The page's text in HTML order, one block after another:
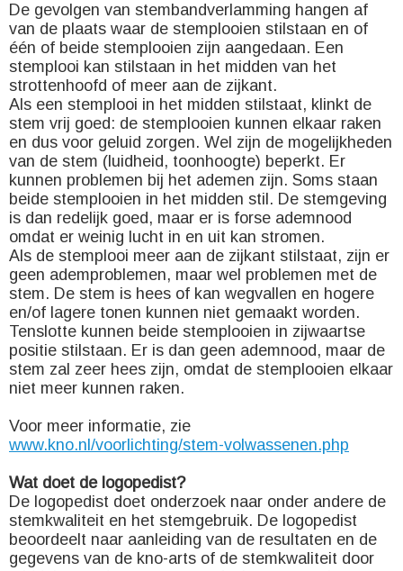
De gevolgen van stembandverlamming hangen af
van de plaats waar de stemplooien stilstaan en of
één of beide stemplooien zijn aangedaan. Een
stemplooi kan stilstaan in het midden van het
strottenhoofd of meer aan de zijkant.
Als een stemplooi in het midden stilstaat, klinkt de
stem vrij goed: de stemplooien kunnen elkaar raken
en dus voor geluid zorgen. Wel zijn de mogelijkheden
van de stem (luidheid, toonhoogte) beperkt. Er
kunnen problemen bij het ademen zijn. Soms staan
beide stemplooien in het midden stil. De stemgeving
is dan redelijk goed, maar er is forse ademnood
omdat er weinig lucht in en uit kan stromen.
Als de stemplooi meer aan de zijkant stilstaat, zijn er
geen ademproblemen, maar wel problemen met de
stem. De stem is hees of kan wegvallen en hogere
en/of lagere tonen kunnen niet gemaakt worden.
Tenslotte kunnen beide stemplooien in zijwaartse
positie stilstaan. Er is dan geen ademnood, maar de
stem zal zeer hees zijn, omdat de stemplooien elkaar
niet meer kunnen raken.
Voor meer informatie, zie
www.kno.nl/voorlichting/stem-volwassenen.php
Wat doet de logopedist?
De logopedist doet onderzoek naar onder andere de
stemkwaliteit en het stemgebruik. De logopedist
beoordeelt naar aanleiding van de resultaten en de
gegevens van de kno-arts of de stemkwaliteit door